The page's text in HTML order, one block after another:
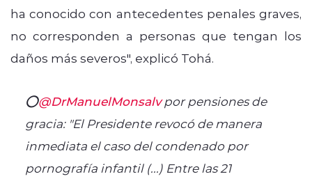
ha conocido con antecedentes penales graves,
no corresponden a personas que tengan los
daños más severos", explicó Tohá.
⭕@DrManuelMonsalvpor pensiones de
gracia: "El Presidente revocó de manera
inmediata el caso del condenado por
pornografía infantil (...) Entre las 21